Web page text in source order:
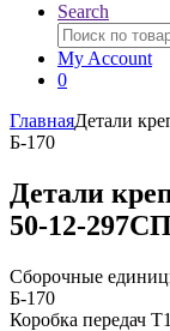
Search
Искать:
My Account
0
ГлавнаяДетали
Б-170
Детали
50-12-
Сборочные
Б-170
Коробка передач